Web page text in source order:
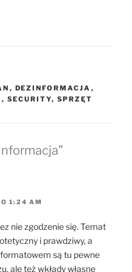
, DEZINFORMACJA ,
, SECURITY, SPRZĘT
1:24 AM
nie zgodzenie się. Temat
i prawdziwy, a
są tu pewne
ale też wkłady własne